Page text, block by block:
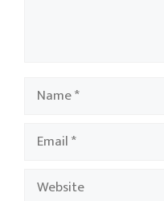
Name
Email
Website